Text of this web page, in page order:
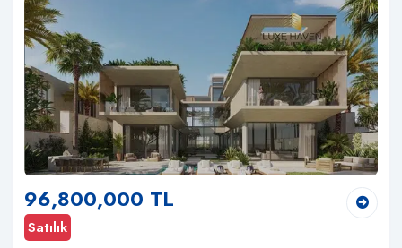
96,800,000 TL
Satılık